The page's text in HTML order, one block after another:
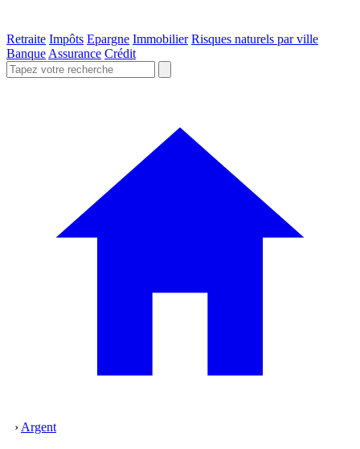
Retraite Impôts Epargne Immobilier Risques naturels par ville
Banque Assurance Crédit
› Argent